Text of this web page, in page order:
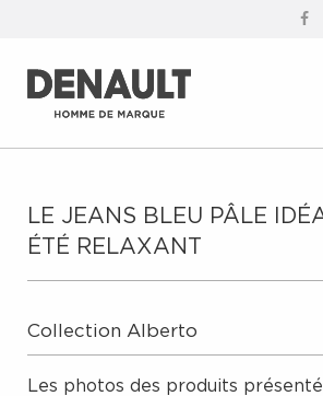
LE JEANS BLEU PÂLE
ÉTÉ RELAXANT
Collection Alberto
Les photos des produits